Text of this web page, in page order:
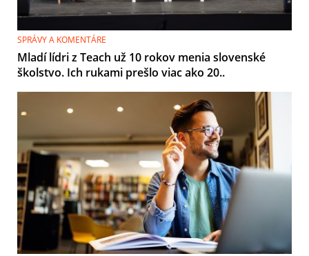
SPRÁVY A KOMENTÁRE
Mladí lídri z Teach už 10 rokov menia slovenské
školstvo. Ich rukami prešlo viac ako 20..